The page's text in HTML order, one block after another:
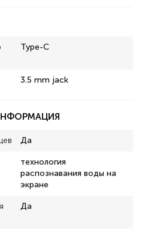
Type-C
3.5 mm jack
Да
технология
распознавания воды на
экране
Да